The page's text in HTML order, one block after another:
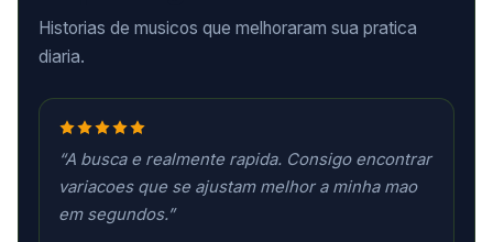
Historias de musicos que melhoraram sua pratica
diaria.
“A busca e realmente rapida. Consigo encontrar
variacoes que se ajustam melhor a minha mao
em segundos.”